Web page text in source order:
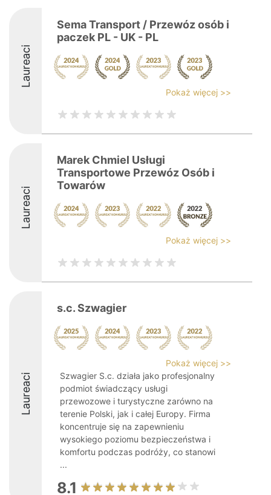
Laureaci
Sema Transport / Przewóz osób i
paczek PL - UK - PL
Pokaż więcej >>
Laureaci
Marek Chmiel Usługi
Transportowe Przewóz Osób i
Towarów
Pokaż więcej >>
Laureaci
s.c. Szwagier
Pokaż więcej >>
Szwagier S.c. działa jako profesjonalny
podmiot świadczący usługi
przewozowe i turystyczne zarówno na
terenie Polski, jak i całej Europy. Firma
koncentruje się na zapewnieniu
wysokiego poziomu bezpieczeństwa i
komfortu podczas podróży, co stanowi
...
8.1